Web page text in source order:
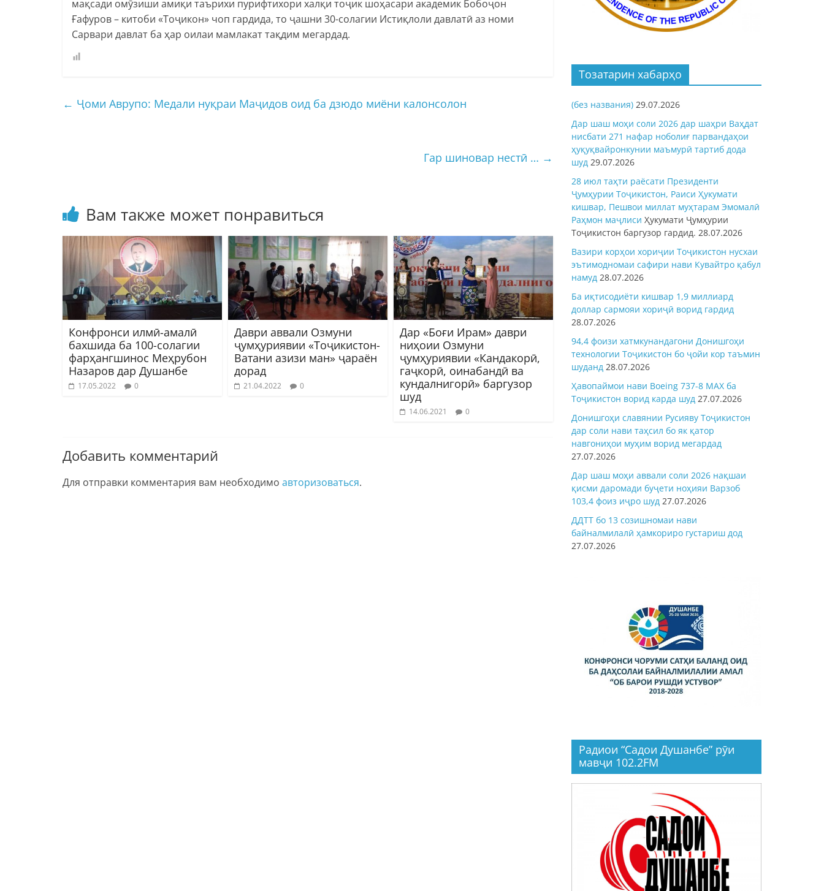
мақсади омӯзиши амиқи таърихи пурифтихори халқи тоҷик шоҳасари академик Бобоҷон
Ғафуров – китоби «Тоҷикон» чоп гардида, то ҷашни 30-солагии Истиқлоли давлатӣ аз номи
Сарвари давлат ба ҳар оилаи мамлакат тақдим мегардад.
← Ҷоми Аврупо: Медали нуқраи Маҷидов оид ба дзюдо миёни калонсолон
Гар шиновар нестӣ … →
Вам также может понравиться
Конфронси илмӣ-амалӣ
бахшида ба 100-солагии
фарҳангшинос Меҳрубон
Назаров дар Душанбе
17.05.2022 0
Даври аввали Озмуни
ҷумҳуриявии «Тоҷикистон-
Ватани азизи ман» ҷараён
дорад
21.04.2022 0
Дар «Боғи Ирам» даври
ниҳоии Озмуни
ҷумҳуриявии «Кандакорӣ,
гаҷкорӣ, оинабандӣ ва
кундалнигорӣ» баргузор
шуд
14.06.2021 0
Добавить комментарий
Для отправки комментария вам необходимо авторизоваться.
Тозатарин хабарҳо
(без названия) 29.07.2026
Дар шаш моҳи соли 2026 дар шаҳри Ваҳдат
нисбати 271 нафар ноболиғ парвандаҳои
ҳуқуқвайронкунии маъмурӣ тартиб дода
шуд 29.07.2026
28 июл таҳти раёсати Президенти
Ҷумҳурии Тоҷикистон, Раиси Ҳукумати
кишвар, Пешвои миллат муҳтарам Эмомалӣ
Раҳмон маҷлиси Ҳукумати Ҷумҳурии
Тоҷикистон баргузор гардид. 28.07.2026
Вазири корҳои хориҷии Тоҷикистон нусхаи
эътимодномаи сафири нави Кувайтро қабул
намуд 28.07.2026
Ба иқтисодиёти кишвар 1,9 миллиард
доллар сармояи хориҷӣ ворид гардид
28.07.2026
94,4 фоизи хатмкунандагони Донишгоҳи
технологии Тоҷикистон бо ҷойи кор таъмин
шуданд 28.07.2026
Ҳавопаймои нави Boeing 737-8 MAX ба
Тоҷикистон ворид карда шуд 27.07.2026
Донишгоҳи славянии Русияву Тоҷикистон
дар соли нави таҳсил бо як қатор
навгониҳои муҳим ворид мегардад
27.07.2026
Дар шаш моҳи аввали соли 2026 нақшаи
қисми даромади буҷети ноҳияи Варзоб
103,4 фоиз иҷро шуд 27.07.2026
ДДТТ бо 13 созишномаи нави
байналмилалӣ ҳамкориро густариш дод
27.07.2026
Радиои “Садои Душанбе” рӯи
мавҷи 102.2FM